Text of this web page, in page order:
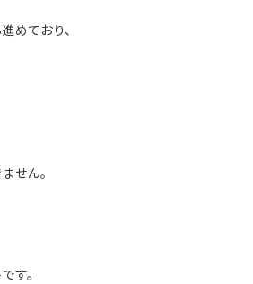
めており、
せん。
す。